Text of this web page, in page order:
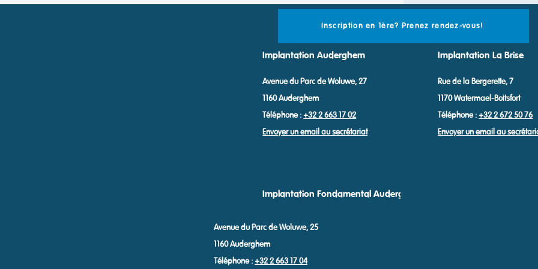
Implantation Auderghem
Implantation Fondamental Auderghem
Avenue du Parc de Woluwe, 27
1160 Auderghem
Téléphone :+32 2 663 17 02
Envoyer un email au secrétariat
Implantation La Brise
Rue de la Bergerette, 7
1170 Watermael-Boitsfort
Téléphone :+32 2 672 50 76
Envoyer un email au
Inscription en 1ère? Prenez rendez-vous!
Avenue du Parc de Woluwe, 25
1160 Auderghem
Téléphone :+32 2 663 17 04